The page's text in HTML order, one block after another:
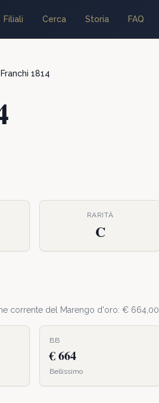
Filiali Cerca Storia FAQ
1814
RARITÀ
C
corrente del Marengo d'oro: € 664,00
BB
€ 664
Bellissimo